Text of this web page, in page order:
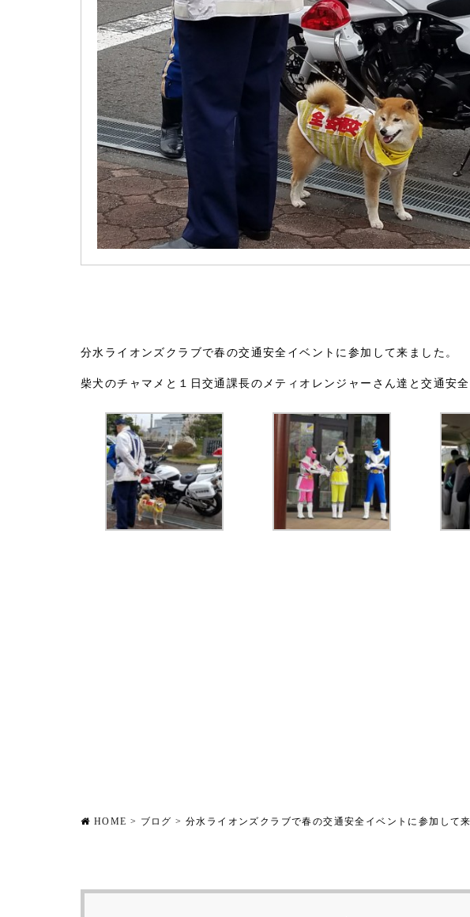
分水ライオンズクラブで春の交通安全イベントに参加して来ました。
柴犬のチャマメと１日交通課長のメティオレンジャーさん達と交通安
HOME > ブログ >分水ライオンズクラブで春の交通安全イベントに参加して